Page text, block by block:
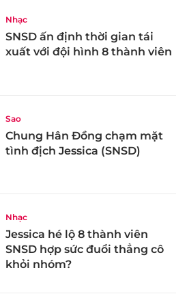
Nhạc
SNSD ấn định thời gian tái
xuất với đội hình 8 thành viên
Sao
Chung Hân Đồng chạm mặt
tình địch Jessica (SNSD)
Nhạc
Jessica hé lộ 8 thành viên
SNSD hợp sức đuổi thẳng cô
khỏi nhóm?